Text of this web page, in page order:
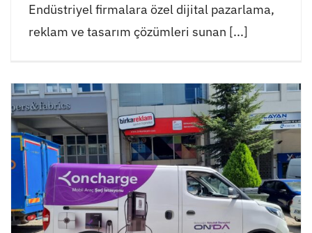
Endüstriyel firmalara özel dijital pazarlama,
reklam ve tasarım çözümleri sunan [...]